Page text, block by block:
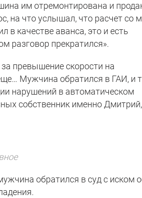
им отремонтирована и
на что услышал, что расчет со
в качестве аванса, это и есть
разговор прекратился».
превышение скорости на
Мужчина обратился в ГАИ, и
нарушений в автоматическом
собственник именно Дмитрий,
обратился в суд с иском